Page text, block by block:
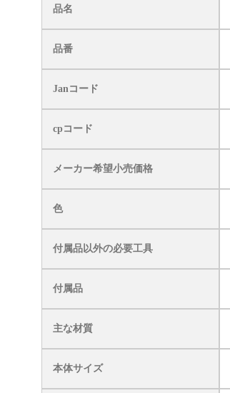
品名
品番
Janコード
cpコード
メーカー希望小売価格
色
付属品以外の必要工具
付属品
主な材質
本体サイズ